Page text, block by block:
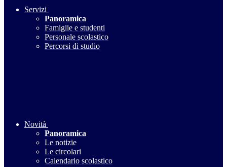
Servizi
Panoramica
Famiglie e studenti
Personale scolastico
Percorsi di studio
Novità
Panoramica
Le notizie
Le circolari
Calendario scolastico